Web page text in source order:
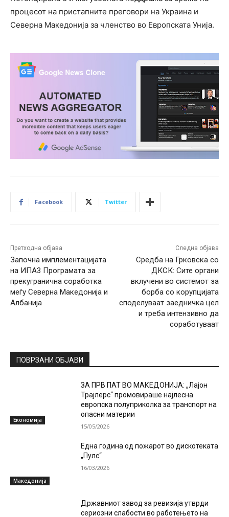
процесот на пристапните преговори на Украина и
Северна Македонија за членство во Европската Унија.
Facebook Twitter
Претходна објава
Започна имплементацијата
на ИПА3 Програмата за
прекугранична соработка
меѓу Северна Македонија и
Албанија
Следна објава
Средба на Грковска со
ДКСК: Сите органи
вклучени во системот за
борба со корупцијата
споделуваат заедничка цел
и треба интензивно да
соработуваат
ПОВРЗАНИ ОБЈАВИ
Економија
ЗА ПРВ ПАТ ВО МАКЕДОНИЈА: „Лајон
Трајлерс“ промовираше најлесна
европска полуприколка за транспорт на
опасни материи
15/05/2026
Македонија
Една година од пожарот во дискотеката
„Пулс“
16/03/2026
Државниот завод за ревизија утврди
сериозни слабости во работењето на